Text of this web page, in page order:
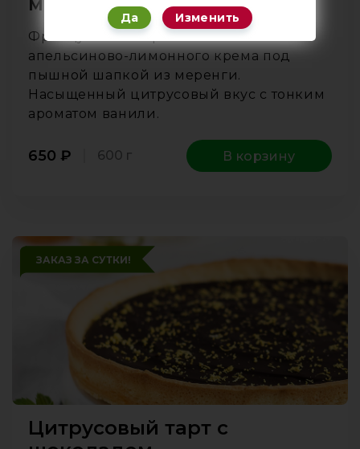
Французский пирог с начинкой из
апельсиново-лимонного крема под
пышной шапкой из меренги.
Насыщенный цитрусовый вкус с тонким
ароматом ванили.
650 ₽ 600 г В корзину
ЗАКАЗ ЗА СУТКИ!
Цитрусовый тарт с
Да Изменить